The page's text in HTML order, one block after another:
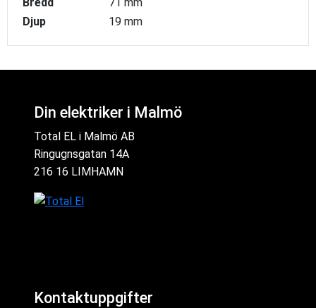
Djup
19 mm
Din elektriker i Malmö
Total EL i Malmö AB
Ringugnsgatan 14A
216 16 LIMHAMN
Kontaktuppgifter